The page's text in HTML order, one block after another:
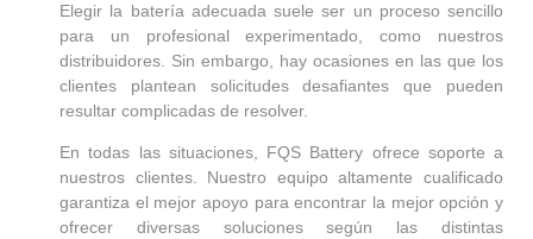
Elegir la batería adecuada suele ser un proceso sencillo
para un profesional experimentado, como nuestros
distribuidores. Sin embargo, hay ocasiones en las que los
clientes plantean solicitudes desafiantes que pueden
resultar complicadas de resolver.
En todas las situaciones, FQS Battery ofrece soporte a
nuestros clientes. Nuestro equipo altamente cualificado
garantiza el mejor apoyo para encontrar la mejor opción y
ofrecer diversas soluciones según las distintas